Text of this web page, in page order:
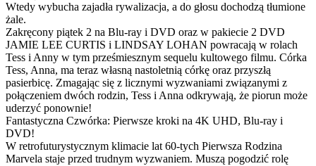
Wtedy wybucha zajadła rywalizacja, a do głosu dochodzą tłumione
żale.
Zakręcony piątek 2 na Blu-ray i DVD oraz w pakiecie 2 DVD
JAMIE LEE CURTIS i LINDSAY LOHAN powracają w rolach
Tess i Anny w tym prześmiesznym sequelu kultowego filmu. Córka
Tess, Anna, ma teraz własną nastoletnią córkę oraz przyszłą
pasierbicę. Zmagając się z licznymi wyzwaniami związanymi z
połączeniem dwóch rodzin, Tess i Anna odkrywają, że piorun może
uderzyć ponownie!
Fantastyczna Czwórka: Pierwsze kroki na 4K UHD, Blu-ray i
DVD!
W retrofuturystycznym klimacie lat 60-tych Pierwsza Rodzina
Marvela staje przed trudnym wyzwaniem. Muszą pogodzić rolę